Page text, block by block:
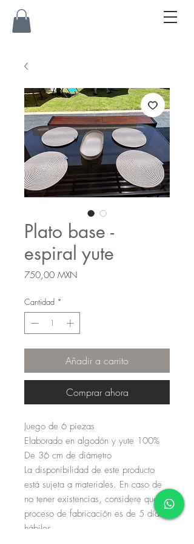
Plato base -
espiral yute
750,00 MXN
Cantidad *
Añadir a carrito
Comprar ahora
Juego de 6 piezas
Elaborado en algodón y yute 100%
De 36 cm de diámetro
La disponibilidad de este producto
está sujeta a materiales. En caso de
no tener existencias, considere que su
proceso de fabricación es de 5 días
hábiles.